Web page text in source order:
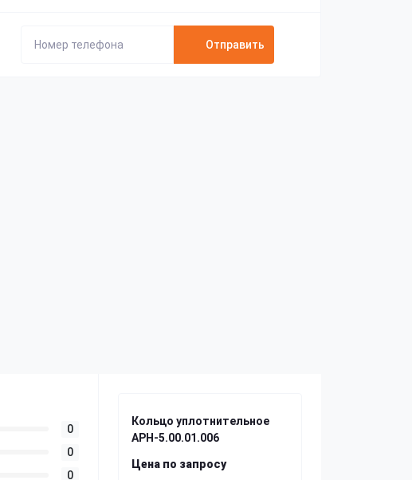
Отправить
0
0
0
Кольцо уплотнительное
APH-5.00.01.006
Цена по запросу